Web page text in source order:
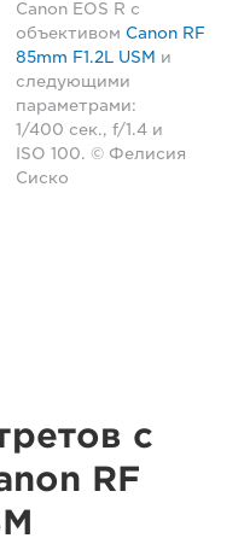
Canon EOS R с
объективом Canon RF
85mm F1.2L USM и
следующими
параметрами:
1/400 сек., f/1.4 и
ISO 100. © Фелисия
Сиско
с
RF